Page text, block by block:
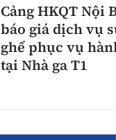
Cảng HKQT Nội
báo giá dịch vụ
ghế phục vụ
tại Nhà ga T1